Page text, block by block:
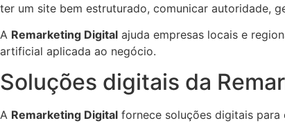
ter um site bem estruturado, comunicar autoridade,
A Remarketing Digital ajuda empresas locais e
artificial aplicada ao negócio.
Soluções digitais da
A Remarketing Digital fornece soluções digitais para